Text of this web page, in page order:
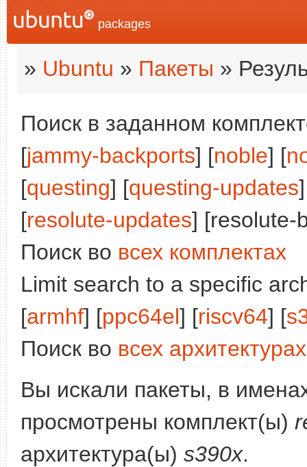
packages
» Ubuntu » Пакеты »
Поиск в заданном
[jammy-backports] [noble] [
[questing] [questing-updates
[resolute-updates] [resolute-
Поиск во всех комплектах
Limit search to a specific
[armhf] [ppc64el] [riscv64] [
Поиск во всех архитектурах
Вы искали пакеты, в
просмотрены комплект(ы)
архитектура(ы) s390x.